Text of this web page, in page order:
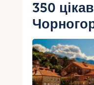
Гарячі тури
Типи Турів
Країни
Інфо
350